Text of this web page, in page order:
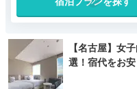
【名古屋】女
選！宿代をお